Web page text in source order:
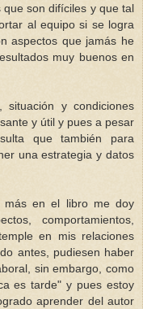
son difíciles y que tal
al equipo si se logra
aspectos que jamás he
muy buenos en
situación y condiciones
y útil y pues a pesar
que también para
una estrategia y datos
más en el libro me doy
comportamientos,
en mis relaciones
antes, pudiesen haber
sin embargo, como
es tarde" y pues estoy
aprender del autor